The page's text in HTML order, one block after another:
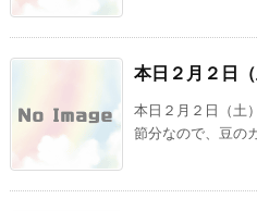
本日２月２日
本日２月２日（土
節分なので、豆の